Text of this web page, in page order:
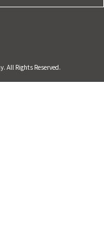
All Rights Reserved.